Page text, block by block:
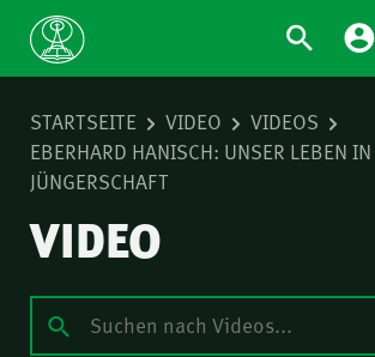
STARTSEITE VIDEO
VIDEOS
EBERHARD HANISCH: UNSER LEBEN IN
JÜNGERSCHAFT
VIDEO